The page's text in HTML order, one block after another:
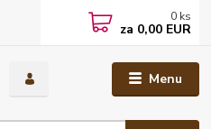
Menu
0 ks
za 0,00 EUR